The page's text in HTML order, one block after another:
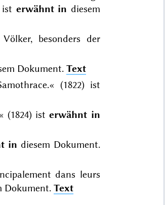
ist erwähnt in diesem
besonders der
Dokument. Text
(1822) ist
(1824) isterwähnt in
in diesem Dokument.
dans leurs
Dokument. Text